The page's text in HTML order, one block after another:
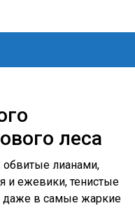
леса
обвитые лианами,
и ежевики, тенистые
даже в самые жаркие